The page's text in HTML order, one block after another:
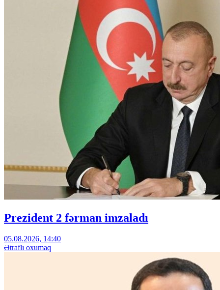
Prezident 2 fərman imzaladı
05.08.2026, 14:40
Ətraflı oxumaq